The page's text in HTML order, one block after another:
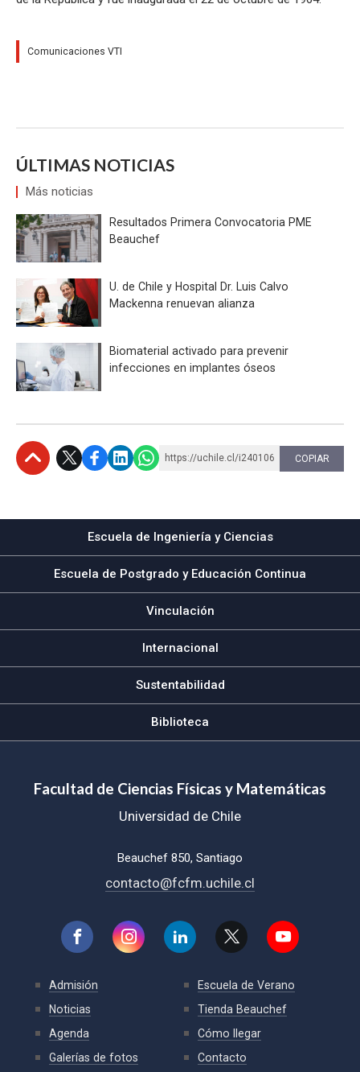
Comunicaciones VTI
ÚLTIMAS NOTICIAS
Más noticias
Resultados Primera Convocatoria PME
Beauchef
U. de Chile y Hospital Dr. Luis Calvo
Mackenna renuevan alianza
Biomaterial activado para prevenir
infecciones en implantes óseos
https://uchile.cl/i240106 COPIAR
Escuela de Ingeniería y Ciencias
Escuela de Postgrado y Educación Continua
Vinculación
Internacional
Sustentabilidad
Biblioteca
Facultad de Ciencias Físicas y Matemáticas
Universidad de Chile
Beauchef 850, Santiago
contacto@fcfm.uchile.cl
Admisión
Noticias
Agenda
Galerías de fotos
Escuela de Verano
Tienda Beauchef
Cómo llegar
Contacto